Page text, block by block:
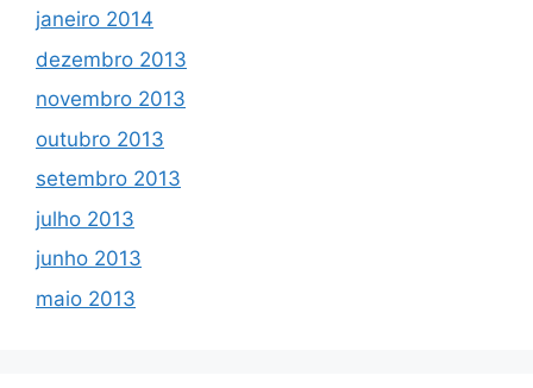
janeiro 2014
dezembro 2013
novembro 2013
outubro 2013
setembro 2013
julho 2013
junho 2013
maio 2013